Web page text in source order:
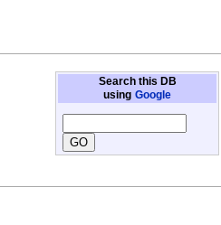
Search this DB
using Google